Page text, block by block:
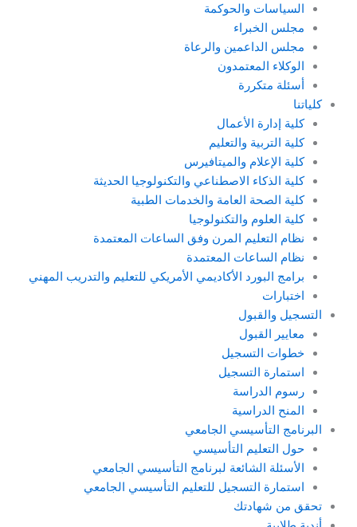
السياسات والحوكمة
مجلس الخبراء
مجلس الداعمين والرعاة
الوكلاء المعتمدون
أسئلة متكررة
كلياتنا
كلية إدارة الأعمال
كلية التربية والتعليم
كلية الإعلام والميتافيرس
كلية الذكاء الاصطناعي والتكنولوجيا الحديثة
كلية الصحة العامة والخدمات الطبية
كلية العلوم والتكنولوجيا
نظام التعليم المرن وفق الساعات المعتمدة
نظام الساعات المعتمدة
برامج البورد الأكاديمي الأمريكي للتعليم والتدريب المهني
اختبارات
التسجيل والقبول
معايير القبول
خطوات التسجيل
استمارة التسجيل
رسوم الدراسة
المنح الدراسية
البرنامج التأسيسي الجامعي
حول التعليم التأسيسي
الأسئلة الشائعة لبرنامج التأسيسي الجامعي
استمارة التسجيل للتعليم التأسيسي الجامعي
تحقق من شهادتك